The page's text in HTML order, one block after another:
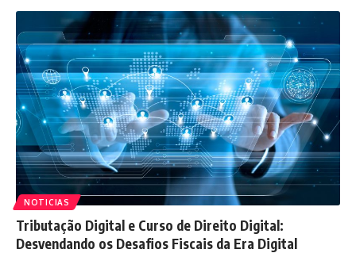
NOTICIAS
Tributação Digital e Curso de Direito Digital:
Desvendando os Desafios Fiscais da Era Digital